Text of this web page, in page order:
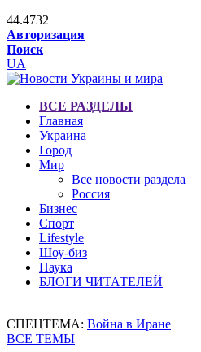
44.4732
Авторизация
Поиск
UA
ВСЕ РАЗДЕЛЫ
Главная
Украина
Город
Мир
Все новости раздела
Россия
Бизнес
Спорт
Lifestyle
Шоу-биз
Наука
БЛОГИ ЧИТАТЕЛЕЙ
СПЕЦТЕМА: Война в Иране
ВСЕ ТЕМЫ